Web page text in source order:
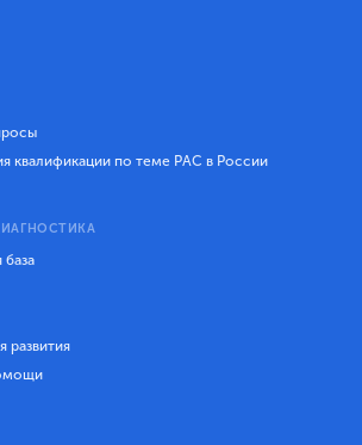
квалификации по теме РАС в России
развития